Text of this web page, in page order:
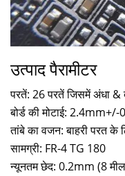
उत्पाद पैरामीटर
परतें: 26 परतें जिसमें अंधा
बोर्ड की मोटाई:
तांबे का वजन: बाहरी परत
सामग्री: FR-4 TG 180
न्यूनतम छेद: 0.2mm (8